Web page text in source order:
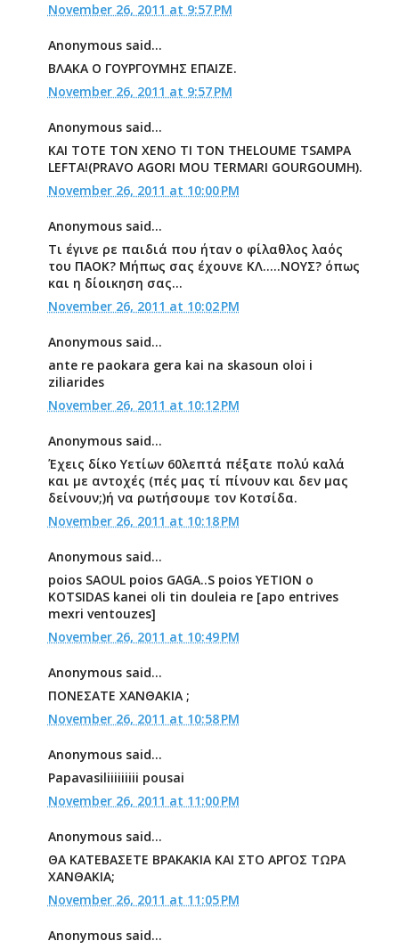
November 26, 2011 at 9:57 PM
Anonymous said...
ΒΛΑΚΑ Ο ΓΟΥΡΓΟΥΜΗΣ ΕΠΑΙΖΕ.
November 26, 2011 at 9:57 PM
Anonymous said...
KAI TOTE TON XENO TI TON THELOUME TSAMPA
LEFTA!(PRAVO AGORI MOU TERMARI GOURGOUMH).
November 26, 2011 at 10:00 PM
Anonymous said...
Τι έγινε ρε παιδιά που ήταν ο φίλαθλος λαός
του ΠΑΟΚ? Μήπως σας έχουνε ΚΛ.....ΝΟΥΣ? όπως
και η δίοικηση σας...
November 26, 2011 at 10:02 PM
Anonymous said...
ante re paokara gera kai na skasoun oloi i
ziliarides
November 26, 2011 at 10:12 PM
Anonymous said...
Έχεις δίκο Υετίων 60λεπτά πέξατε πολύ καλά
και με αντοχές (πές μας τί πίνουν και δεν μας
δείνουν;)ή να ρωτήσουμε τον Κοτσίδα.
November 26, 2011 at 10:18 PM
Anonymous said...
poios SAOUL poios GAGA..S poios YETION o
KOTSIDAS kanei oli tin douleia re [apo entrives
mexri ventouzes]
November 26, 2011 at 10:49 PM
Anonymous said...
ΠΟΝΕΣΑΤΕ ΧΑΝΘΑΚΙΑ ;
November 26, 2011 at 10:58 PM
Anonymous said...
Papavasiliiiiiiiii pousai
November 26, 2011 at 11:00 PM
Anonymous said...
ΘΑ ΚΑΤΕΒΑΣΕΤΕ ΒΡΑΚΑΚΙΑ ΚΑΙ ΣΤΟ ΑΡΓΟΣ ΤΩΡΑ
ΧΑΝΘΑΚΙΑ;
November 26, 2011 at 11:05 PM
Anonymous said...